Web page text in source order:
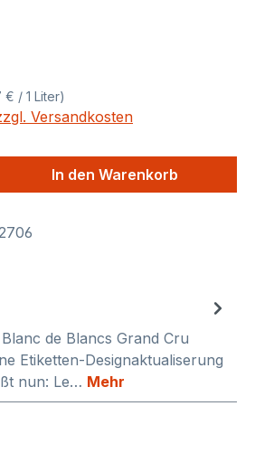
€ / 1 Liter)
Versandkosten
Gib den
In den Warenkorb
de Blancs Grand Cru
Etiketten-Designaktualiserung
nun: Le… Mehr